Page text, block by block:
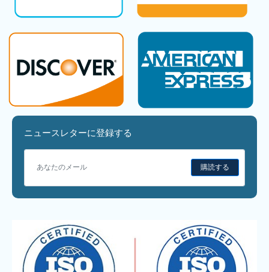
ニュースレターに登録する
購読する